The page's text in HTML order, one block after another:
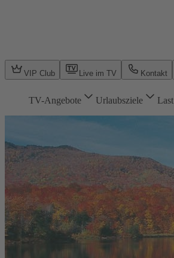
VIP Club Live im TV Kontakt
TV-Angebote Urlaubsziele